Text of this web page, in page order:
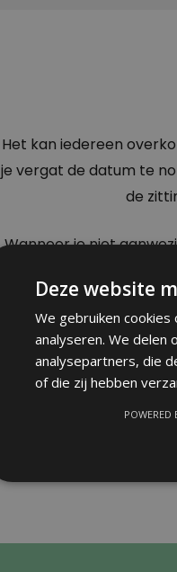
Het kan iedereen
je vergat de datum te
de
Wanneer je niet
misdrijf heeft
Goed
Neem contact op
inlichten over de
Deze website
We gebruiken
analyseren. We delen
analysepartners, die
of die zij hebben
POWERED